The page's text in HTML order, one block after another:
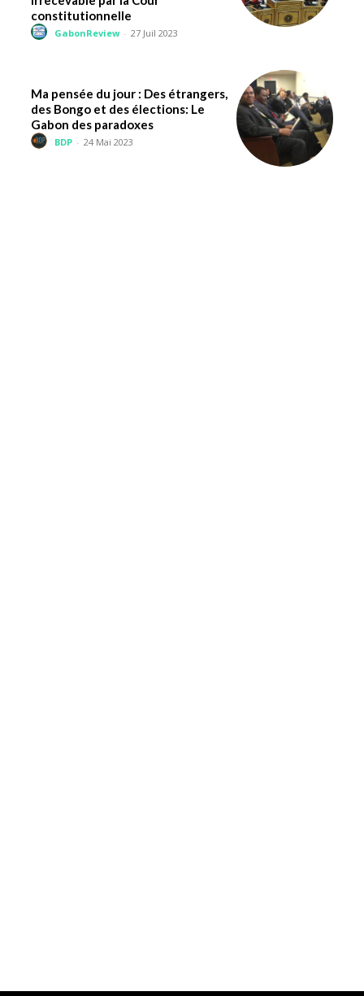
constitutionnelle
GabonReview - 27 Juil 2023
Ma pensée du jour : Des étrangers,
des Bongo et des élections: Le
Gabon des paradoxes
BDP - 24 Mai 2023